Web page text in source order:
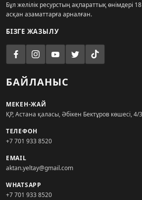
Бұл желілік ресурстың ақпараттық өнімдері
асқан азаматтарға арналған.
БІЗГЕ ЖАЗЫЛУ
БАЙЛАНЫС
МЕКЕН-ЖАЙ
ҚР, Астана қаласы, Әбікен Бектұров көшесі, 4/3
ТЕЛЕФОН
+7 701 933 8520
EMAIL
aktan.yeltay@gmail.com
WHATSAPP
+7 701 933 8520